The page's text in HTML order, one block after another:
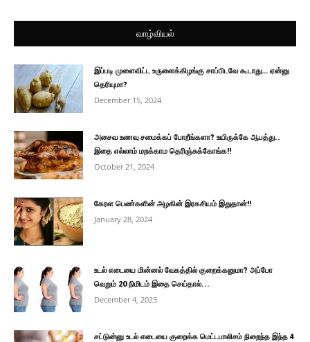
வாழ்வியல்
இப்படி முளைவிட்ட உருளைக்கிழங்கு சாப்பிடவே கூடாது… ஏன்னு
தெரியுமா?
December 15, 2024
அசைவ உணவு சமைக்கப் போறீங்களா? உயிருக்கே ஆபத்து..
இதை எல்லாம் மறக்காம தெரிஞ்சுக்கோங்க!!
October 21, 2024
கேரள பெண்களின் அழகின் இரகசியம் இதுதான்!!
January 28, 2024
உடல் எடையை மின்னல் வேகத்தில் குறைக்கனுமா? அப்போ
வெறும் 20 நிமிடம் இதை செய்தால்...
December 4, 2023
சட்டுன்னு உடல் எடையை குறைக்க மெட்டபாலிசம் நிறைந்த இந்த 4